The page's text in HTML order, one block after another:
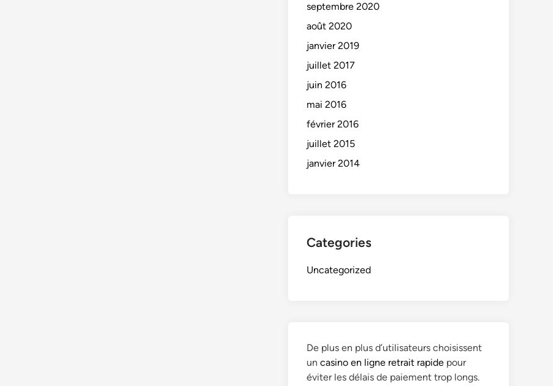
septembre 2020
août 2020
janvier 2019
juillet 2017
juin 2016
mai 2016
février 2016
juillet 2015
janvier 2014
Categories
Uncategorized
De plus en plus d’utilisateurs choisissent
un casino en ligne retrait rapide pour
éviter les délais de paiement trop longs.